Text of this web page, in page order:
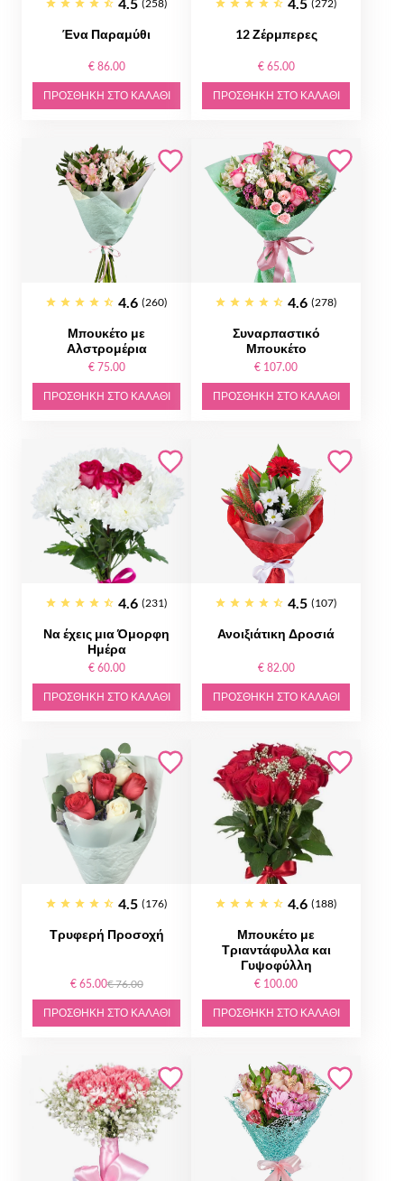
(258)
Ένα Παραμύθι
€ 86.00
ΠΡΟΣΘΉΚΗ ΣΤΟ ΚΑΛΆΘΙ
(272)
12 Ζέρμπερες
€ 65.00
ΠΡΟΣΘΉΚΗ ΣΤΟ ΚΑΛΆΘΙ
4.6 (260)
Μπουκέτο με
Αλστρομέρια
€ 75.00
ΠΡΟΣΘΉΚΗ ΣΤΟ ΚΑΛΆΘΙ
4.6 (278)
Συναρπαστικό
Μπουκέτο
€ 107.00
ΠΡΟΣΘΉΚΗ ΣΤΟ ΚΑΛΆΘΙ
4.6 (231)
Να έχεις μια Όμορφη
Ημέρα
€ 60.00
ΠΡΟΣΘΉΚΗ ΣΤΟ ΚΑΛΆΘΙ
4.5 (107)
Ανοιξιάτικη Δροσιά
€ 82.00
ΠΡΟΣΘΉΚΗ ΣΤΟ ΚΑΛΆΘΙ
4.5 (176)
Τρυφερή Προσοχή
€ 65.00€ 76.00
ΠΡΟΣΘΉΚΗ ΣΤΟ ΚΑΛΆΘΙ
4.6 (188)
Μπουκέτο με
Τριαντάφυλλα και
Γυψοφύλλη
€ 100.00
ΠΡΟΣΘΉΚΗ ΣΤΟ ΚΑΛΆΘΙ